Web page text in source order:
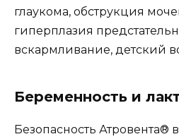
глаукома, обструкция
гиперплазия
вскармливание, детский
Беременность и
Безопасность Атровента®